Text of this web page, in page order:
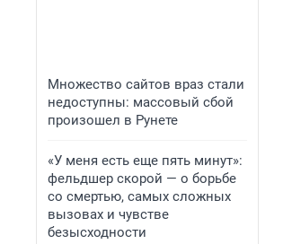
Множество сайтов враз стали
недоступны: массовый сбой
произошел в Рунете
«У меня есть еще пять минут»:
фельдшер скорой — о борьбе
со смертью, самых сложных
вызовах и чувстве
безысходности